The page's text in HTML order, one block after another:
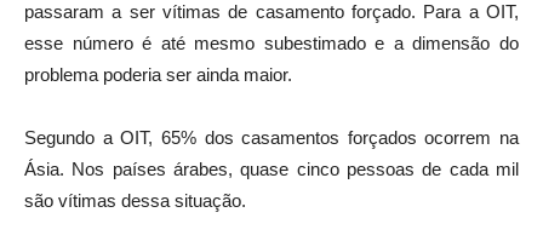
passaram a ser vítimas de casamento forçado. Para a OIT,
esse número é até mesmo subestimado e a dimensão do
problema poderia ser ainda maior.
Segundo a OIT, 65% dos casamentos forçados ocorrem na
Ásia. Nos países árabes, quase cinco pessoas de cada mil
são vítimas dessa situação.